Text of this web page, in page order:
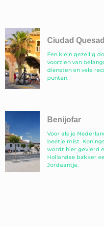
Ciudad
Een klein gezellig
voorzien van
diensten en vele
punten.
Benijofar
Voor als je
beetje mist.
wordt hier gevierd
Hollandse bakker
Jordaantje.